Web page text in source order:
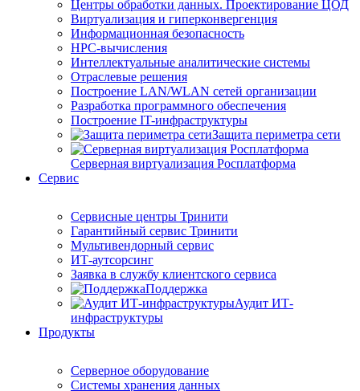
Центры обработки данных. Проектирование ЦОД
Виртуализация и гиперконвергенция
Информационная безопасность
HPC-вычисления
Интеллектуальные аналитические системы
Отраслевые решения
Построение LAN/WLAN сетей организации
Разработка программного обеспечения
Построение IT-инфраструктуры
Защита периметра сети
Серверная виртуализация Росплатформа
Сервис
Сервисные центры Тринити
Гарантийный сервис Тринити
Мультивендорный сервис
ИТ-аутсорсинг
Заявка в службу клиентского сервиса
Поддержка
Аудит ИТ-
инфраструктуры
Продукты
Серверное оборудование
Системы хранения данных